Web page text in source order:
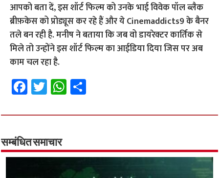
आपको बता दें, इस शॉर्ट फिल्म को उनके भाई विवेक पॉल ब्लैक
ब्रीफ़केस को प्रोड्यूस कर रहे हैं और ये Cinemaddicts9 के बैनर
तले बन रही है. मनीष ने बताया कि जब वो डायरेक्टर कार्तिक से
मिले तो उन्होंने इस शॉर्ट फिल्म का आईडिया दिया जिस पर अब
काम चल रहा है.
Fa
ce
b
o
o
k
T
wi
tt
er
W
h
at
p
p
ar
सम्बंधित समाचार